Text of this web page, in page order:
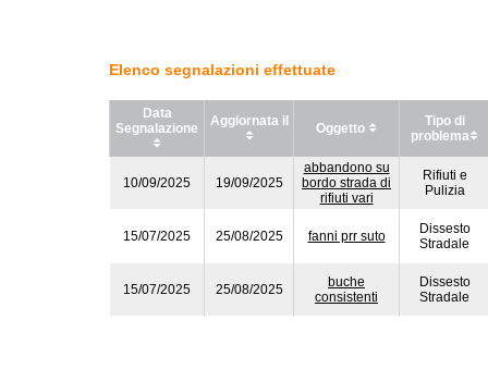
Elenco segnalazioni effettuate
Data
Segnalazione
Aggiornata il Oggetto
Tipo di
problema
10/09/2025 19/09/2025
abbandono su
bordo strada di
rifiuti vari
Rifiuti e
Pulizia
15/07/2025 25/08/2025 fanni prr suto
Dissesto
Stradale
15/07/2025 25/08/2025
buche
consistenti
Dissesto
Stradale